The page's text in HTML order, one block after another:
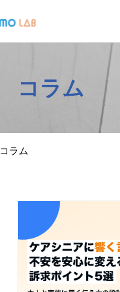
コラム
コラム